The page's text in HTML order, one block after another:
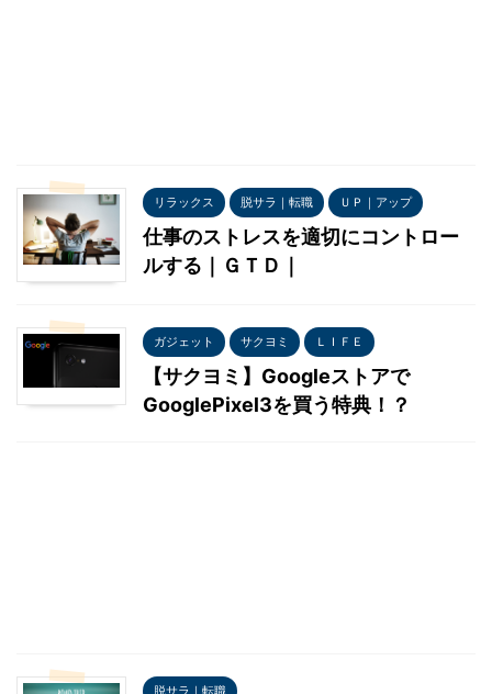
リラックス 脱サラ｜転職 ＵＰ｜アップ
仕事のストレスを適切にコントロー
ルする｜ＧＴＤ｜
ガジェット サクヨミ ＬＩＦＥ
【サクヨミ】Googleストアで
GooglePixel3を買う特典！？
脱サラ｜転職